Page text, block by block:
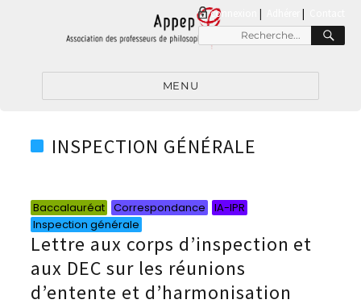
connexion |
Recherche
pour
MENU
INSPECTION GÉNÉRALE
Baccalauréat Correspondance IA-IPR
Inspection générale
Lettre aux corps d’inspection et
aux DEC sur les réunions
d’entente et d’harmonisation